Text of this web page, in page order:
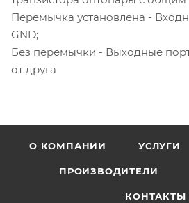
Перемычка установлена -
GND;
Без перемычки - Выходные
от друга
О КОМПАНИИ УСЛУГИ
ПРОИЗВОДИТЕЛИ
КОНТАКТЫ